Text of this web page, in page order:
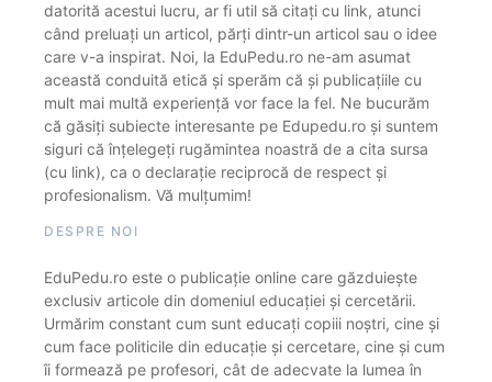
datorită acestui lucru, ar fi util să citați cu link, atunci
când preluați un articol, părți dintr-un articol sau o idee
care v-a inspirat. Noi, la EduPedu.ro ne-am asumat
această conduită etică și sperăm că și publicațiile cu
mult mai multă experiență vor face la fel. Ne bucurăm
că găsiți subiecte interesante pe Edupedu.ro și suntem
siguri că înțelegeți rugămintea noastră de a cita sursa
(cu link), ca o declarație reciprocă de respect și
profesionalism. Vă mulțumim!
DESPRE NOI
EduPedu.ro este o publicație online care găzduiește
exclusiv articole din domeniul educației și cercetării.
Urmărim constant cum sunt educați copiii noștri, cine și
cum face politicile din educație și cercetare, cine și cum
îi formează pe profesori, cât de adecvate la lumea în